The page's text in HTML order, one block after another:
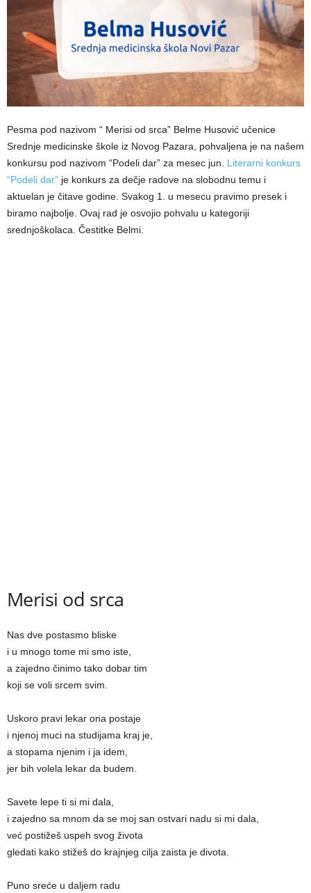
Pesma pod nazivom “ Merisi od srca” Belme Husović učenice
Srednje medicinske škole iz Novog Pazara, pohvaljena je na našem
konkursu pod nazivom “Podeli dar” za mesec jun. Literarni konkurs
“Podeli dar” je konkurs za dečje radove na slobodnu temu i
aktuelan je čitave godine. Svakog 1. u mesecu pravimo presek i
biramo najbolje. Ovaj rad je osvojio pohvalu u kategoriji
srednjoškolaca. Čestitke Belmi.
Merisi od srca
Nas dve postasmo bliske
i u mnogo tome mi smo iste,
a zajedno činimo tako dobar tim
koji se voli srcem svim.
Uskoro pravi lekar ona postaje
i njenoj muci na studijama kraj je,
a stopama njenim i ja idem,
jer bih volela lekar da budem.
Savete lepe ti si mi dala,
i zajedno sa mnom da se moj san ostvari nadu si mi dala,
već postižeš uspeh svog života
gledati kako stižeš do krajnjeg cilja zaista je divota.
Puno sreće u daljem radu